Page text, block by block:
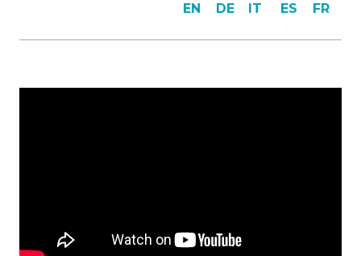
EN DE IT ES FR